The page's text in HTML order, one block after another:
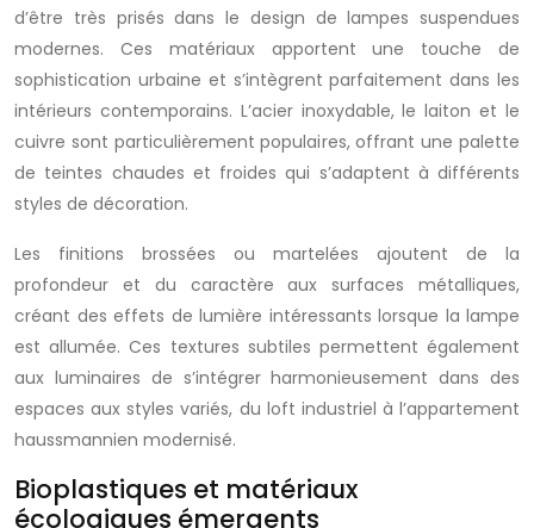
d’être très prisés dans le design de lampes suspendues
modernes. Ces matériaux apportent une touche de
sophistication urbaine et s’intègrent parfaitement dans les
intérieurs contemporains. L’acier inoxydable, le laiton et le
cuivre sont particulièrement populaires, offrant une palette
de teintes chaudes et froides qui s’adaptent à différents
styles de décoration.
Les finitions brossées ou martelées ajoutent de la
profondeur et du caractère aux surfaces métalliques,
créant des effets de lumière intéressants lorsque la lampe
est allumée. Ces textures subtiles permettent également
aux luminaires de s’intégrer harmonieusement dans des
espaces aux styles variés, du loft industriel à l’appartement
haussmannien modernisé.
Bioplastiques et matériaux
écologiques émergents